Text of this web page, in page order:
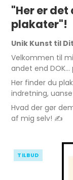
"Her er det
plakater"!
Unik Kunst til
Velkommen til
andet end
Her finder du
indretning,
Hvad der gør
af mig selv! ✍️
TILBUD